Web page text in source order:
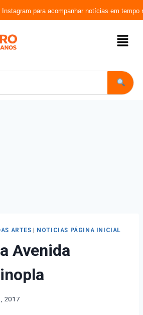
para acompanhar notícias em tempo
ARTES NOTICIAS PÁGINA INICIAL
Avenida
2017